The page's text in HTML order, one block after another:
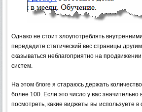
Однако не стоит злоупотреблять
передадите статический вес страницы
сказываться неблагоприятно на
систем.
На этом блоге я стараюсь держать
более 100. Если это число у вас
посмотреть, какие виджеты вы используете в